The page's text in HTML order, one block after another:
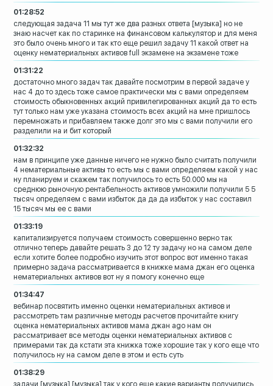
01:28:52
следующая задача 11 мы тут же два разных ответа [музыка] но не
знаю насчет как по старинке на финансовом калькулятор и для меня
это было очень много и так кто еще решил задачу 11 какой ответ на
оценку нематериальных активов full экзамене на экзамене тоже
01:31:22
достаточно много задач так давайте посмотрим в первой задаче у
нас 4 до то здесь тоже самое практически мы с вами определяем
стоимость обыкновенных акций привилегированных акций да то есть
тут только нам уже указана стоимость всех акций на мне пришлось
перемножать и прибавляем также долг это мы с вами получили его
разделили на и бит который
01:32:32
нам в принципе уже данные ничего не нужно было считать получили
4 нематериальные активы то есть мы с вами определяем какой у нас
ну планируем и скажем так получилось то есть 50.000 мы на
среднюю рыночную рентабельность активов умножили получили 5 5
тысяч определяем с вами избыток да да да избыток у нас составил
15 тысяч мы ее с вами
01:33:19
капитализируется получаем стоимость совершенно верно так
отлично теперь давайте решать 3 до 12 ту задачу но на самом деле
если хотите более подробно изучить этот вопрос вот именно такая
примерно задача рассматривается в книжке мама джан его оценка
нематериальных активов вот ну я помогу конечно еще
01:34:47
вебинар посвятить именно оценки нематериальных активов и
рассмотреть там различные методы расчетов прочитайте книгу
оценка нематериальных активов мама джан ago нам он
рассматривает все методы оценки нематериальных активов с
примерами так да кстати эта книжка тоже хорошие так у кого еще что
получилось ну на самом деле в этом и есть суть
01:38:29